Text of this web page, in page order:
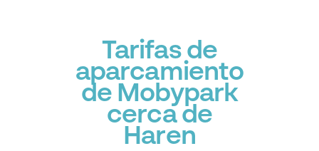
Tarifas de
aparcamiento
de Mobypark
cerca de
Haren